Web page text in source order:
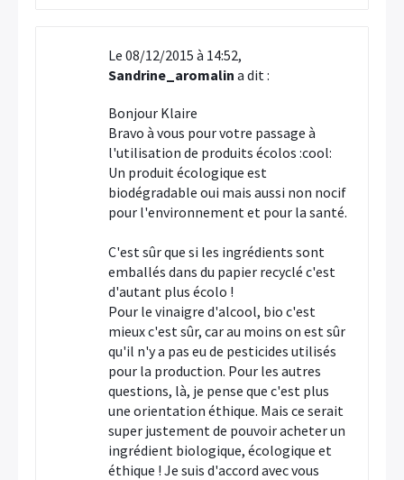
Le 08/12/2015 à 14:52,
Sandrine_aromalin a dit :
Bonjour Klaire
Bravo à vous pour votre passage à
l'utilisation de produits écolos :cool:
Un produit écologique est
biodégradable oui mais aussi non nocif
pour l'environnement et pour la santé.
C'est sûr que si les ingrédients sont
emballés dans du papier recyclé c'est
d'autant plus écolo !
Pour le vinaigre d'alcool, bio c'est
mieux c'est sûr, car au moins on est sûr
qu'il n'y a pas eu de pesticides utilisés
pour la production. Pour les autres
questions, là, je pense que c'est plus
une orientation éthique. Mais ce serait
super justement de pouvoir acheter un
ingrédient biologique, écologique et
éthique ! Je suis d'accord avec vous